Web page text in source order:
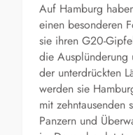
Auf Hamburg
einen besonderen
sie ihren G20-
die Ausplünderung
der unterdrückten
werden sie
mit zehntausenden
Panzern und